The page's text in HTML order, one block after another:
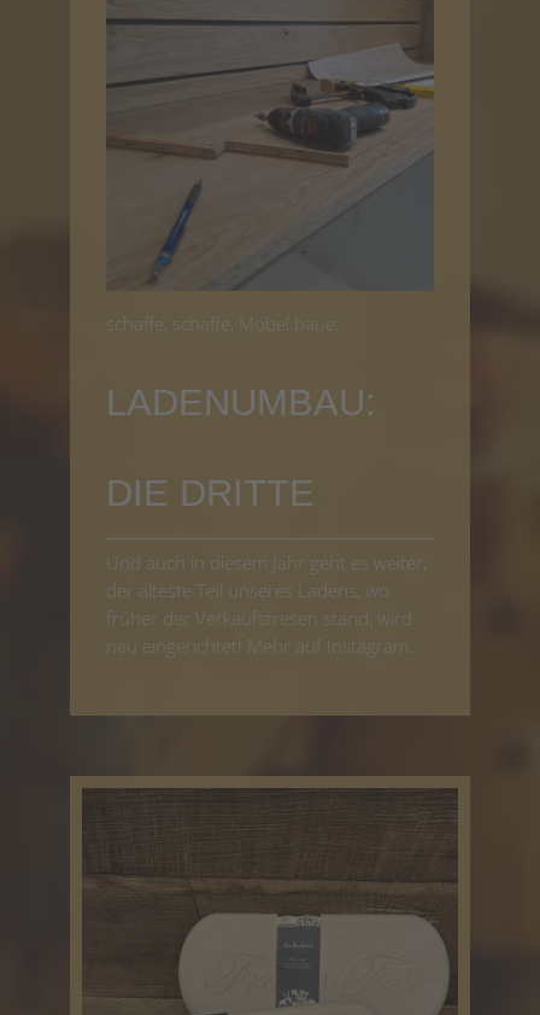
schaffe, schaffe, Möbel baue:
LADENUMBAU:
DIE DRITTE
Und auch in diesem Jahr geht es weiter,
der älteste Teil unseres Ladens, wo
früher der Verkaufstresen stand, wird
neu eingerichtet! Mehr auf Instagram.